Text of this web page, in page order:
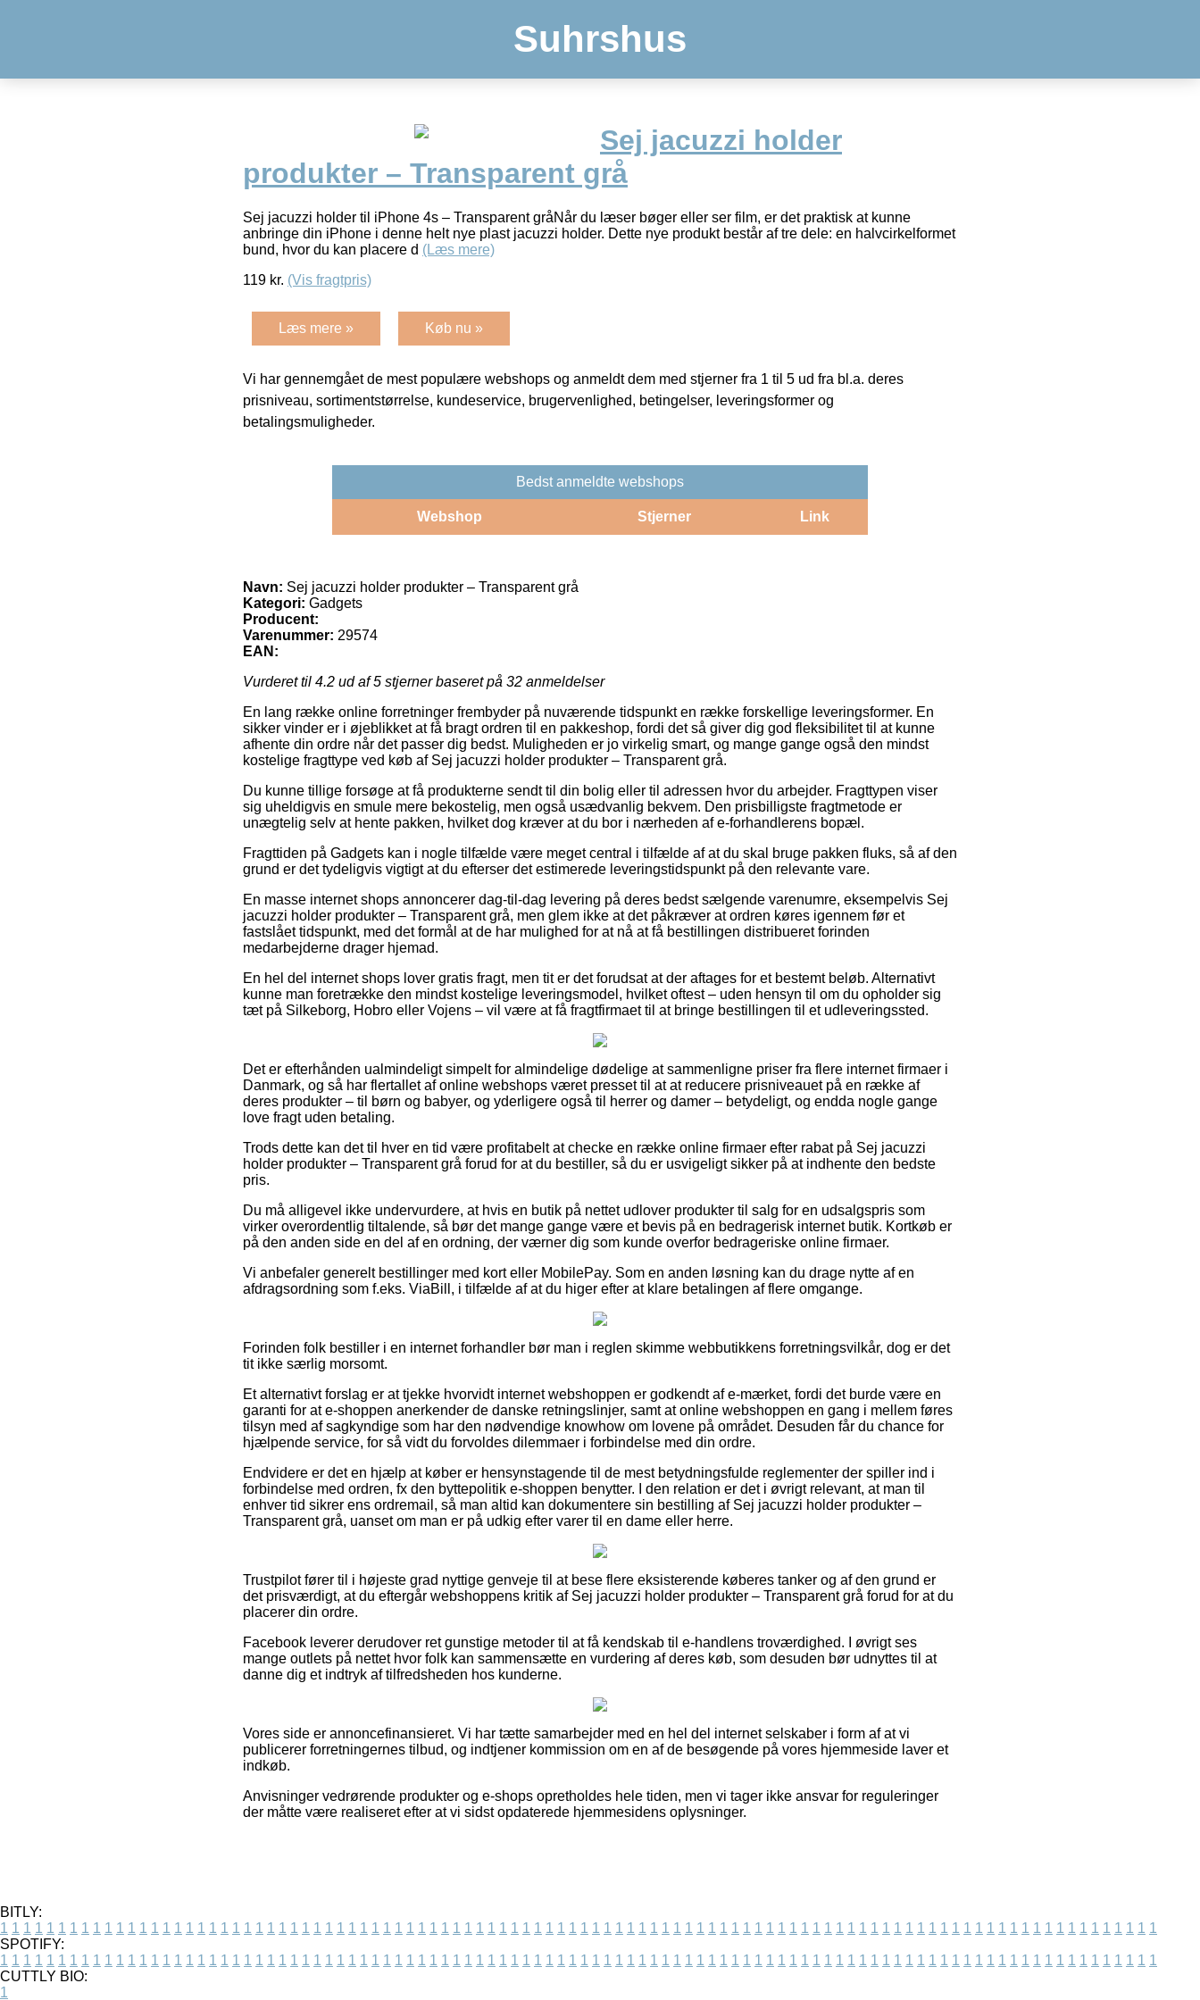
Suhrshus
Sej jacuzzi holder
produkter – Transparent grå
Sej jacuzzi holder til iPhone 4s – Transparent gråNår du læser bøger eller ser film, er det praktisk at kunne
anbringe din iPhone i denne helt nye plast jacuzzi holder. Dette nye produkt består af tre dele: en halvcirkelformet
bund, hvor du kan placere d (Læs mere)
119 kr. (Vis fragtpris)
Læs mere » Køb nu »
Vi har gennemgået de mest populære webshops og anmeldt dem med stjerner fra 1 til 5 ud fra bl.a. deres
prisniveau, sortimentstørrelse, kundeservice, brugervenlighed, betingelser, leveringsformer og
betalingsmuligheder.
Bedst anmeldte webshops
Webshop Stjerner Link
Navn: Sej jacuzzi holder produkter – Transparent grå
Kategori: Gadgets
Producent:
Varenummer: 29574
EAN:
Vurderet til 4.2 ud af 5 stjerner baseret på 32 anmeldelser
En lang række online forretninger frembyder på nuværende tidspunkt en række forskellige leveringsformer. En
sikker vinder er i øjeblikket at få bragt ordren til en pakkeshop, fordi det så giver dig god fleksibilitet til at kunne
afhente din ordre når det passer dig bedst. Muligheden er jo virkelig smart, og mange gange også den mindst
kostelige fragttype ved køb af Sej jacuzzi holder produkter – Transparent grå.
Du kunne tillige forsøge at få produkterne sendt til din bolig eller til adressen hvor du arbejder. Fragttypen viser
sig uheldigvis en smule mere bekostelig, men også usædvanlig bekvem. Den prisbilligste fragtmetode er
unægtelig selv at hente pakken, hvilket dog kræver at du bor i nærheden af e-forhandlerens bopæl.
Fragttiden på Gadgets kan i nogle tilfælde være meget central i tilfælde af at du skal bruge pakken fluks, så af den
grund er det tydeligvis vigtigt at du efterser det estimerede leveringstidspunkt på den relevante vare.
En masse internet shops annoncerer dag-til-dag levering på deres bedst sælgende varenumre, eksempelvis Sej
jacuzzi holder produkter – Transparent grå, men glem ikke at det påkræver at ordren køres igennem før et
fastslået tidspunkt, med det formål at de har mulighed for at nå at få bestillingen distribueret forinden
medarbejderne drager hjemad.
En hel del internet shops lover gratis fragt, men tit er det forudsat at der aftages for et bestemt beløb. Alternativt
kunne man foretrække den mindst kostelige leveringsmodel, hvilket oftest – uden hensyn til om du opholder sig
tæt på Silkeborg, Hobro eller Vojens – vil være at få fragtfirmaet til at bringe bestillingen til et udleveringssted.
Det er efterhånden ualmindeligt simpelt for almindelige dødelige at sammenligne priser fra flere internet firmaer i
Danmark, og så har flertallet af online webshops været presset til at at reducere prisniveauet på en række af
deres produkter – til børn og babyer, og yderligere også til herrer og damer – betydeligt, og endda nogle gange
love fragt uden betaling.
Trods dette kan det til hver en tid være profitabelt at checke en række online firmaer efter rabat på Sej jacuzzi
holder produkter – Transparent grå forud for at du bestiller, så du er usvigeligt sikker på at indhente den bedste
pris.
Du må alligevel ikke undervurdere, at hvis en butik på nettet udlover produkter til salg for en udsalgspris som
virker overordentlig tiltalende, så bør det mange gange være et bevis på en bedragerisk internet butik. Kortkøb er
på den anden side en del af en ordning, der værner dig som kunde overfor bedrageriske online firmaer.
Vi anbefaler generelt bestillinger med kort eller MobilePay. Som en anden løsning kan du drage nytte af en
afdragsordning som f.eks. ViaBill, i tilfælde af at du higer efter at klare betalingen af flere omgange.
Forinden folk bestiller i en internet forhandler bør man i reglen skimme webbutikkens forretningsvilkår, dog er det
tit ikke særlig morsomt.
Et alternativt forslag er at tjekke hvorvidt internet webshoppen er godkendt af e-mærket, fordi det burde være en
garanti for at e-shoppen anerkender de danske retningslinjer, samt at online webshoppen en gang i mellem føres
tilsyn med af sagkyndige som har den nødvendige knowhow om lovene på området. Desuden får du chance for
hjælpende service, for så vidt du forvoldes dilemmaer i forbindelse med din ordre.
Endvidere er det en hjælp at køber er hensynstagende til de mest betydningsfulde reglementer der spiller ind i
forbindelse med ordren, fx den byttepolitik e-shoppen benytter. I den relation er det i øvrigt relevant, at man til
enhver tid sikrer ens ordremail, så man altid kan dokumentere sin bestilling af Sej jacuzzi holder produkter –
Transparent grå, uanset om man er på udkig efter varer til en dame eller herre.
Trustpilot fører til i højeste grad nyttige genveje til at bese flere eksisterende køberes tanker og af den grund er
det prisværdigt, at du eftergår webshoppens kritik af Sej jacuzzi holder produkter – Transparent grå forud for at du
placerer din ordre.
Facebook leverer derudover ret gunstige metoder til at få kendskab til e-handlens troværdighed. I øvrigt ses
mange outlets på nettet hvor folk kan sammensætte en vurdering af deres køb, som desuden bør udnyttes til at
danne dig et indtryk af tilfredsheden hos kunderne.
Vores side er annoncefinansieret. Vi har tætte samarbejder med en hel del internet selskaber i form af at vi
publicerer forretningernes tilbud, og indtjener kommission om en af de besøgende på vores hjemmeside laver et
indkøb.
Anvisninger vedrørende produkter og e-shops opretholdes hele tiden, men vi tager ikke ansvar for reguleringer
der måtte være realiseret efter at vi sidst opdaterede hjemmesidens oplysninger.
BITLY:
1 1 1 1 1 1 1 1 1 1 1 1 1 1 1 1 1 1 1 1 1 1 1 1 1 1 1 1 1 1 1 1 1 1 1 1 1 1 1 1 1 1 1 1 1 1 1 1 1 1 1 1 1 1 1 1 1 1 1 1 1 1 1 1 1 1 1 1 1 1 1 1 1 1 1 1 1 1 1 1 1 1 1 1 1 1 1 1 1 1 1 1 1 1 1 1 1 1 1 1
SPOTIFY:
1 1 1 1 1 1 1 1 1 1 1 1 1 1 1 1 1 1 1 1 1 1 1 1 1 1 1 1 1 1 1 1 1 1 1 1 1 1 1 1 1 1 1 1 1 1 1 1 1 1 1 1 1 1 1 1 1 1 1 1 1 1 1 1 1 1 1 1 1 1 1 1 1 1 1 1 1 1 1 1 1 1 1 1 1 1 1 1 1 1 1 1 1 1 1 1 1 1 1 1
CUTTLY BIO:
1